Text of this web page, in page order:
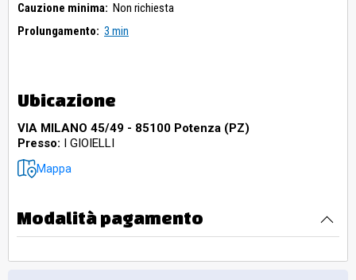
Cauzione minima: Non richiesta
Prolungamento: 3 min
Ubicazione
VIA MILANO 45/49 - 85100 Potenza (PZ)
Presso: I GIOIELLI
Mappa
Modalità pagamento